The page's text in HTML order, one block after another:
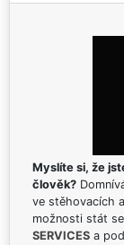
Myslíte si, že
člověk?
ve stěhovacích
možnosti stát
SERVICES a